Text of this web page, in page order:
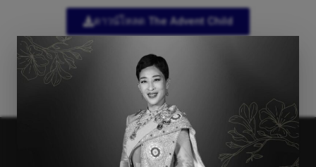
ดาวน์โหลด The Advent Child
← Previous เรื่อง